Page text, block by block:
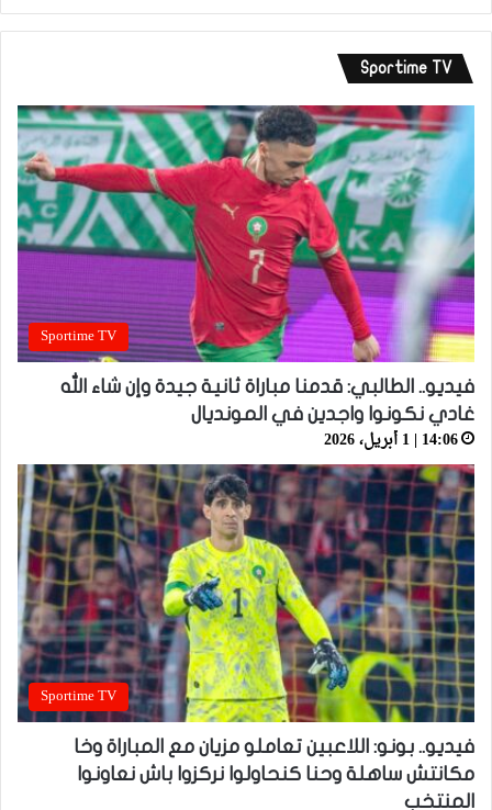
Sportime TV
Sportime TV
فيديو.. الطالبي: قدمنا مباراة ثانية جيدة وإن شاء الله
غادي نكونوا واجدين في المونديال
14:06 | 1 أبريل، 2026
Sportime TV
فيديو.. بونو: اللاعبين تعاملو مزيان مع المباراة وخا
مكانتش ساهلة وحنا كنحاولوا نركزوا باش نعاونوا
المنتخب